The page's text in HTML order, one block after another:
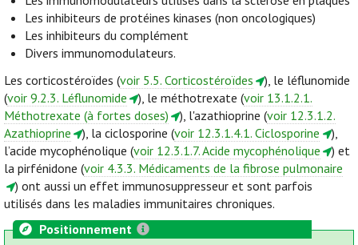
Les inhibiteurs de protéines kinases (non oncologiques)
Les inhibiteurs du complément
Divers immunomodulateurs.
Les corticostéroïdes (voir 5.5. Corticostéroïdes
), le léflunomide
(voir 9.2.3. Léflunomide ), le méthotrexate (voir 13.1.2.1.
Méthotrexate (à fortes doses)
), l'azathioprine (voir 12.3.1.2.
Azathioprine
), la ciclosporine (voir 12.3.1.4.1. Ciclosporine
),
l’acide mycophénolique (voir 12.3.1.7. Acide mycophénolique
) et
la pirfénidone (voir 4.3.3. Médicaments de la fibrose pulmonaire
) ont aussi un effet immunosuppresseur et sont parfois
utilisés dans les maladies immunitaires chroniques.
Positionnement